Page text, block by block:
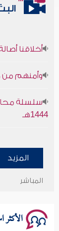
1444هـ
وأمنهم من
سلسلة
المزيد
المباشر
الأكثر